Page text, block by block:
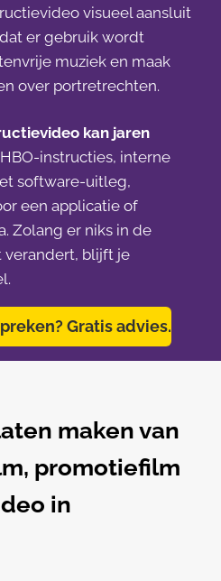
visueel aansluit
er gebruik wordt
muziek en maak
over portretrechten.
kan jaren
instructies, interne
software-uitleg,
een applicatie of
Zolang er niks in de
verandert, blijft je
Gratis advies.
maken van
promotiefilm
in